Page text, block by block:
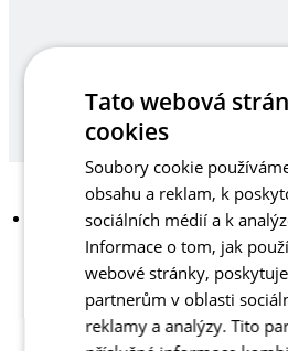
Tato webová
cookies
Soubory cookie
obsahu a reklam, k
sociálních médií a k
Informace o tom, jak
webové stránky,
partnerům v oblasti
reklamy a analýzy. Tito